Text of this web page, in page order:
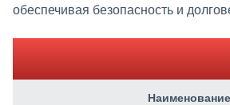
Грунт Упоры бетонные
обеспечивая безопасность и
Наименование